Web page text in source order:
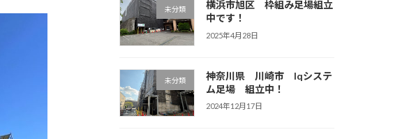
未分類
横浜市旭区 枠組み足場組立
中です！
2025年4月28日
未分類
神奈川県 川崎市 Iqシステ
ム足場 組立中！
2024年12月17日